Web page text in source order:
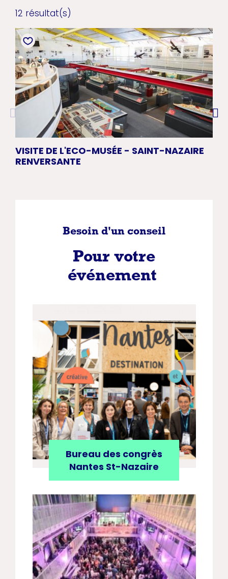
12 résultat(s)
VISITE DE L'ECO-MUSÉE - SAINT-NAZAIRE
RENVERSANTE
Besoin d'un conseil
Pour votre
événement
Bureau des congrès
Nantes St-Nazaire